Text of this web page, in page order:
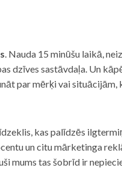
. Nauda 15 minūšu laikā,
dzīves sastāvdaļa. Un
par mērķi vai
kas palīdzēs
un citu mārketinga
mums tas šobrīd ir